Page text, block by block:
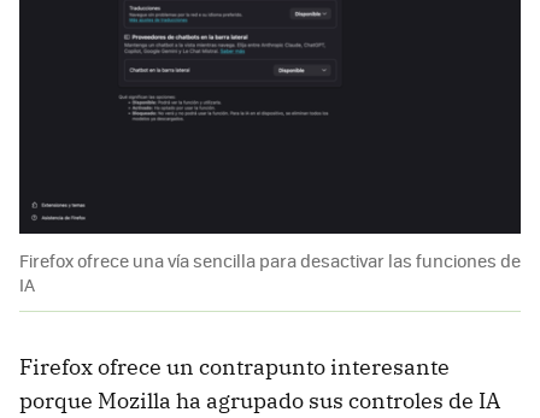
Firefox ofrece una vía sencilla para desactivar las funciones de
IA
Firefox ofrece un contrapunto interesante
porque Mozilla ha agrupado sus controles de IA